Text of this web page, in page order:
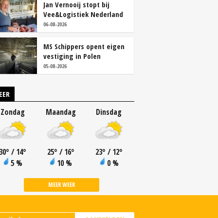
Jan Vernooij stopt bij
Vee&Logistiek Nederland
06-08-2026
MS Schippers opent eigen
vestiging in Polen
05-08-2026
Zondag
° / 14°
5 %
Maandag
25° / 16°
10 %
Dinsdag
23° / 12°
0 %
MEER WEER